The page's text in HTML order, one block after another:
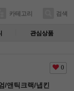
카테고리 검색
관심상품
0
/앤틱크랙/냅킨